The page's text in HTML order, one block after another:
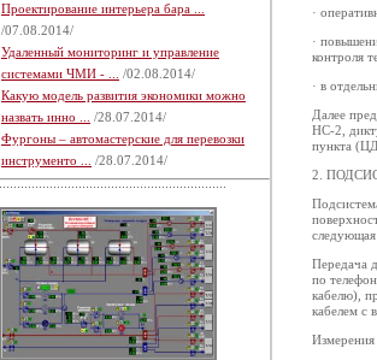
Проектирование интерьера бара ...
/07.08.2014/
Удаленный мониторинг и управление
системами ЧМИ - ...
/02.08.2014/
Какую модель развития экономики можно
назвать инно ...
/28.07.2014/
Фургоны – автомастерские для перевозки
инструменто ...
/28.07.2014/
·
·
контроля
· в
Далее
НС-2,
пункта
2.
Передача
по
кабелю),
кабелем с